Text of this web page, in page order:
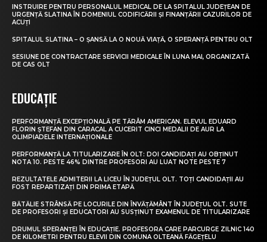
INSTRUIRE PENTRU PERSONALUL MEDICAL DE LA SPITALUL JUDEȚEAN DE
URGENȚĂ SLATINA ÎN DOMENIUL CODIFICĂRII ȘI FINANȚĂRII CAZURILOR DE
ACUȚI
SPITALUL SLATINA – O ȘANSĂ LA O NOUĂ VIAȚĂ, O SPERANȚĂ PENTRU OLT
SESIUNE DE CONTRACTARE SERVICII MEDICALE ÎN LUNA MAI, ORGANIZATĂ
DE CAS OLT
EDUCAȚIE
PERFORMANȚĂ EXCEPȚIONALĂ PE TĂRÂM AMERICAN. ELEVUL EDUARD
FLORIN ȘTEFAN DIN CARACAL A CUCERIT CINCI MEDALII DE AUR LA
OLIMPIADELE INTERNAȚIONALE
PERFORMANȚĂ LA TITULARIZARE ÎN OLT: DOI CANDIDAȚI AU OBȚINUT
NOTA 10. PESTE 46% DINTRE PROFESORI AU LUAT NOTE PESTE 7
REZULTATELE ADMITERII LA LICEU ÎN JUDEȚUL OLT. TOȚI CANDIDAȚII AU
FOST REPARTIZAȚI DIN PRIMA ETAPĂ
BĂTĂLIE STRÂNSĂ PE LOCURILE DIN ÎNVĂȚĂMÂNT ÎN JUDEȚUL OLT. SUTE
DE PROFESORI ȘI EDUCATORI AU SUSȚINUT EXAMENUL DE TITULARIZARE
DRUMUL SPERANȚEI ÎN EDUCAȚIE. PROFESORA CARE PARCURGE ZILNIC 140
DE KILOMETRI PENTRU ELEVII DIN COMUNA OLTEANĂ FĂGEȚELU